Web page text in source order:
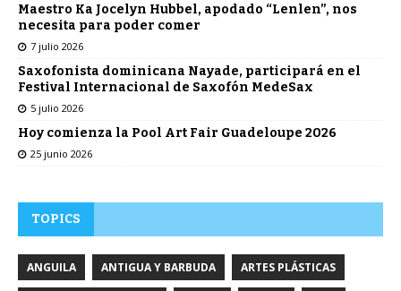
Maestro Ka Jocelyn Hubbel, apodado “Lenlen”, nos
necesita para poder comer
7 julio 2026
Saxofonista dominicana Nayade, participará en el
Festival Internacional de Saxofón MedeSax
5 julio 2026
Hoy comienza la Pool Art Fair Guadeloupe 2026
25 junio 2026
TOPICS
ANGUILA ANTIGUA Y BARBUDA ARTES PLÁSTICAS